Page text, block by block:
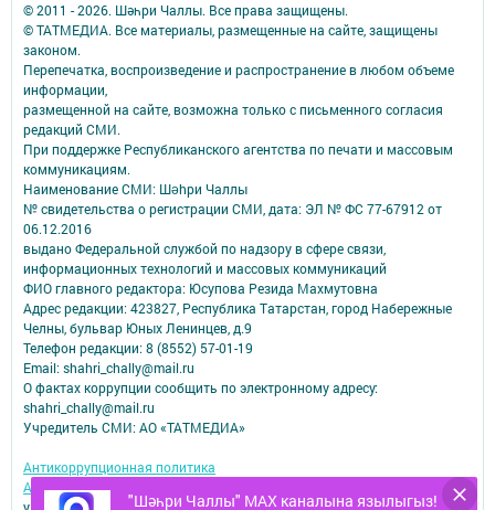
"Шәһри Чаллы" MAX каналына язылыгыз!
© 2011 - 2026. Шәһри Чаллы. Все права защищены.
© ТАТМЕДИА. Все материалы, размещенные на сайте, защищены
законом.
Перепечатка, воспроизведение и распространение в любом объеме
информации,
размещенной на сайте, возможна только с письменного согласия
редакций СМИ.
При поддержке Республиканского агентства по печати и массовым
коммуникациям.
Наименование СМИ: Шəhри Чаллы
№ свидетельства о регистрации СМИ, дата: ЭЛ № ФС 77-67912 от
06.12.2016
выдано Федеральной службой по надзору в сфере связи,
информационных технологий и массовых коммуникаций
ФИО главного редактора: Юсупова Резида Махмутовна
Адрес редакции: 423827, Республика Татарстан, город Набережные
Челны, бульвар Юных Ленинцев, д.9
Телефон редакции: 8 (8552) 57-01-19
Email: shahri_chally@mail.ru
О фактах коррупции сообщить по электронному адресу:
shahri_chally@mail.ru
Учредитель СМИ: АО «ТАТМЕДИА»
Антикоррупционная политика
АО «ТАТМЕДИА» использует «cookie»
для персонализации сервисов и